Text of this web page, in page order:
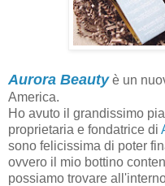
Aurora Beautyè un
America.
Ho avuto il grandissimo
proprietaria e fondatrice di
sono felicissima di poter
ovvero il mio bottino
possiamo trovare